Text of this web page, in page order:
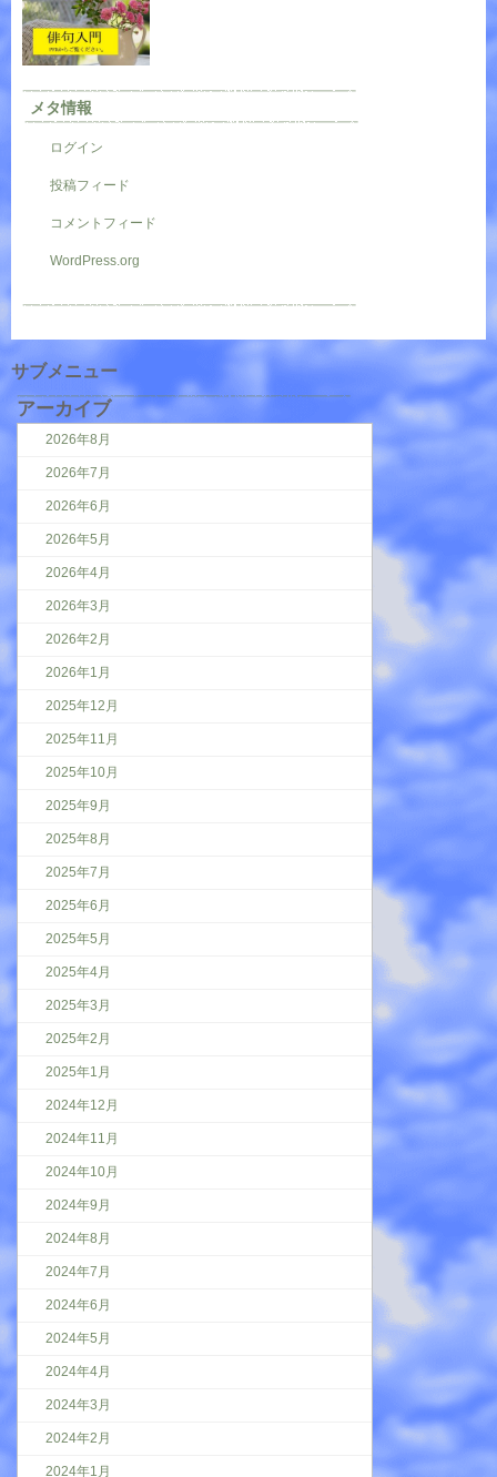
メタ情報
ログイン
投稿フィード
コメントフィード
WordPress.org
サブメニュー
アーカイブ
2026年8月
2026年7月
2026年6月
2026年5月
2026年4月
2026年3月
2026年2月
2026年1月
2025年12月
2025年11月
2025年10月
2025年9月
2025年8月
2025年7月
2025年6月
2025年5月
2025年4月
2025年3月
2025年2月
2025年1月
2024年12月
2024年11月
2024年10月
2024年9月
2024年8月
2024年7月
2024年6月
2024年5月
2024年4月
2024年3月
2024年2月
2024年1月